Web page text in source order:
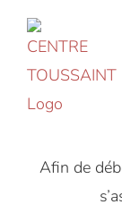
Accéder
contenu
Afin de